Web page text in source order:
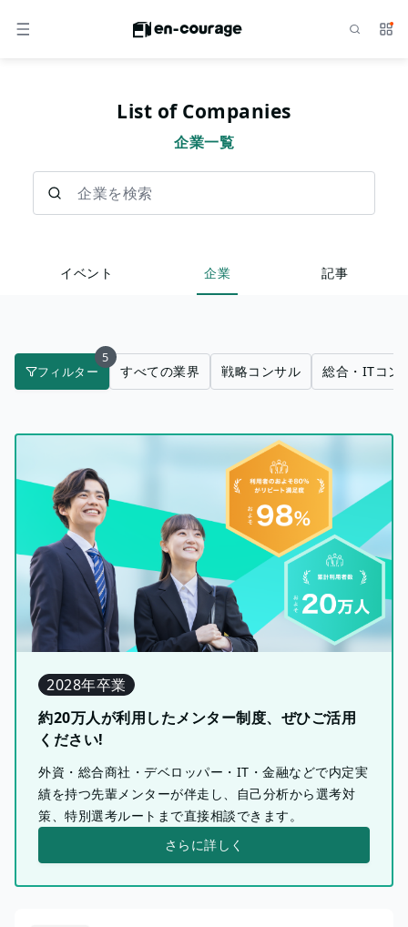
メニュー サ
List of Companies
企業一覧
イベント 企業 記事
フィルター
5
すべての業界 戦略コンサル 総合・ITコン
2028年卒業
約20万人が利用したメンター制度、ぜひご活用
ください!
外資・総合商社・デベロッパー・IT・金融などで内定実
績を持つ先輩メンターが伴走し、自己分析から選考対
策、特別選考ルートまで直接相談できます。
さらに詳しく